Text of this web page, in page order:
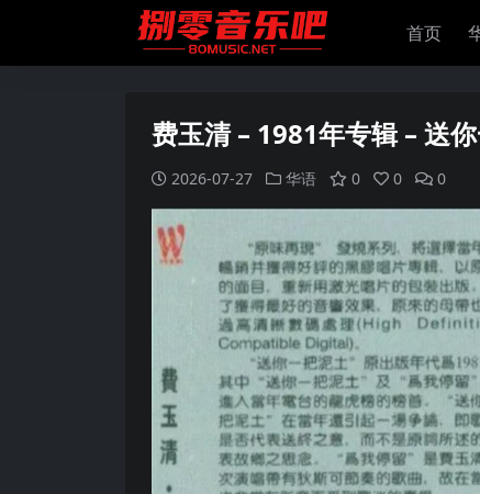
首页
费玉清 – 1981年专辑 – 送
2026-07-27 华语 0 0 0